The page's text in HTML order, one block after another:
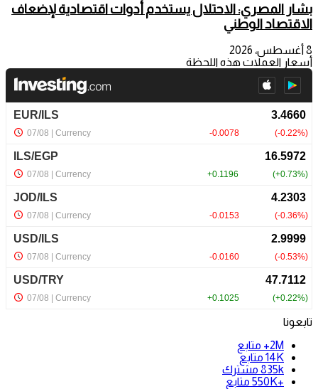
بشار المصري: الاحتلال يستخدم أدوات اقتصادية لإضعاف
الاقتصاد الوطني
8 أغسطس، 2026
أسعار العملات هذه اللحظة
تابعونا
2M+
متابع
14K متابع
835k مشترك
+550K
متابع